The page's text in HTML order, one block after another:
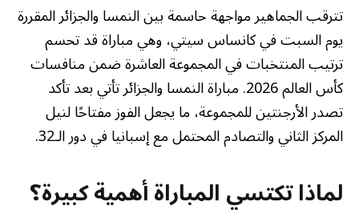
تترقب الجماهير مواجهة حاسمة بين النمسا والجزائر المقررة
يوم السبت في كانساس سيتي، وهي مباراة قد تحسم
ترتيب المنتخبات في المجموعة العاشرة ضمن منافسات
كأس العالم 2026. مباراة النمسا والجزائر تأتي بعد تأكد
تصدر الأرجنتين للمجموعة، ما يجعل الفوز مفتاحًا لنيل
المركز الثاني والتصادم المحتمل مع إسبانيا في دور الـ32.
لماذا تكتسي المباراة أهمية كبيرة؟